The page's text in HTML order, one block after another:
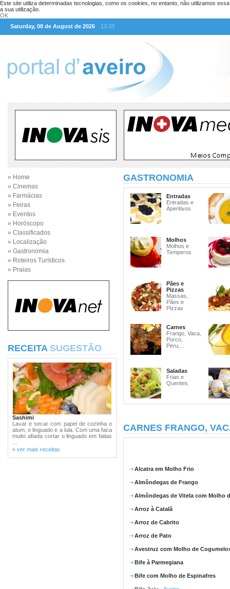
Este site utiliza determinadas tecnologias, como os cookies, no entanto, não utilizamos
a sua utilização.
OK
Saturday, 08 de August de 2026
13:33
» Home
» Cinemas
» Farmácias
» Feiras
» Eventos
» Horóscopo
» Classificados
» Localização
» Gastronomia
» Roteiros Turísticos
» Praias
RECEITA SUGESTÃO
Sashimi
Lavar e secar com papel de cozinha o
atum, o linguado e a lula. Com uma faca
muito afiada cortar o linguado em fatias
» ver mais receitas
GASTRONOMIA
Entradas
Entradas e
Aperitivos
Molhos
Molhos e
Temperos
Pães e
Pizzas
Massas,
Pães e
Pizzas
Carnes
Frango, Vaca,
Porco,
Peru,...
Saladas
Frias e
Quentes
CARNES FRANGO,
Alcatra em Molho Frio
Almôndegas de Frango
Almôndegas de Vitela com Molho
Arroz à Catalã
Arroz de Cabrito
Arroz de Pato
Avestruz com Molho de
Bife à Parmegiana
Bife com Molho de Espinafres